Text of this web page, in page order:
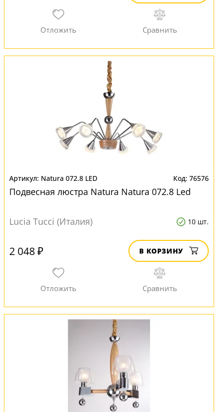
Natura 072.8 LED 76576
Подвесная люстра Natura Natura 072.8 Led
Lucia Tucci (Италия) 10 шт.
2 048 ₽ В КОРЗИНУ